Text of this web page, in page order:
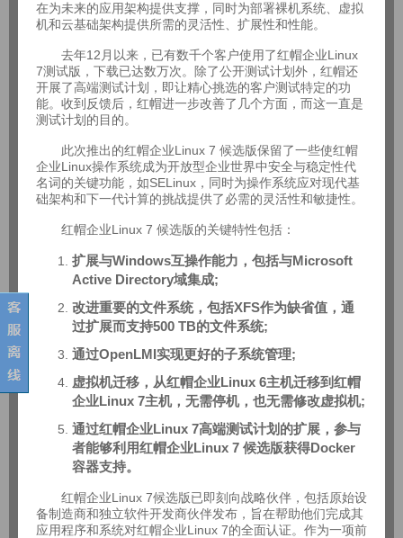
在为未来的应用架构提供支撑，同时为部署裸机系统、虚拟
机和云基础架构提供所需的灵活性、扩展性和性能。
去年12月以来，已有数千个客户使用了红帽企业Linux
7测试版，下载已达数万次。除了公开测试计划外，红帽还
开展了高端测试计划，即让精心挑选的客户测试特定的功
能。收到反馈后，红帽进一步改善了几个方面，而这一直是
测试计划的目的。
此次推出的红帽企业Linux 7 候选版保留了一些使红帽
企业Linux操作系统成为开放型企业世界中安全与稳定性代
名词的关键功能，如SELinux，同时为操作系统应对现代基
础架构和下一代计算的挑战提供了必需的灵活性和敏捷性。
红帽企业Linux 7 候选版的关键特性包括：
扩展与Windows互操作能力，包括与Microsoft
Active Directory域集成;
改进重要的文件系统，包括XFS作为缺省值，通
过扩展而支持500 TB的文件系统;
通过OpenLMI实现更好的子系统管理;
虚拟机迁移，从红帽企业Linux 6主机迁移到红帽
企业Linux 7主机，无需停机，也无需修改虚拟机;
通过红帽企业Linux 7高端测试计划的扩展，参与
者能够利用红帽企业Linux 7 候选版获得Docker
容器支持。
红帽企业Linux 7候选版已即刻向战略伙伴，包括原始设
备制造商和独立软件开发商伙伴发布，旨在帮助他们完成其
应用程序和系统对红帽企业Linux 7的全面认证。作为一项前